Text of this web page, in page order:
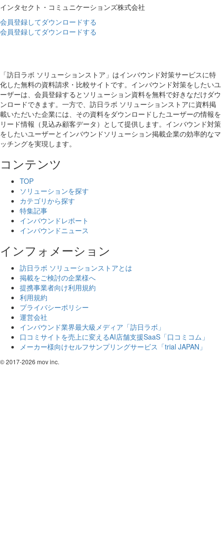
インタセクト・コミュニケーションズ株式会社
会員登録してダウンロードする
会員登録してダウンロードする
「訪日ラボ ソリューションストア」はインバウンド対策サービスに特
化した無料の資料請求・比較サイトです。インバウンド対策をしたいユ
ーザーは、会員登録するとソリューション資料を無料で好きなだけダウ
ンロードできます。一方で、訪日ラボ ソリューションストアに資料掲
載いただいた企業には、その資料をダウンロードしたユーザーの情報を
リード情報（見込み顧客データ）として提供します。インバウンド対策
をしたいユーザーとインバウンドソリューション掲載企業の効率的なマ
ッチングを実現します。
コンテンツ
TOP
ソリューションを探す
カテゴリから探す
特集記事
インバウンドレポート
インバウンドニュース
インフォメーション
訪日ラボ ソリューションストアとは
掲載をご検討の企業様へ
提携事業者向け利用規約
利用規約
プライバシーポリシー
運営会社
インバウンド業界最大級メディア「訪日ラボ」
口コミサイトを売上に変えるAI店舗支援SaaS「口コミコム」
メーカー様向けセルフサンプリングサービス「trial JAPAN」
© 2017-2026 mov inc.